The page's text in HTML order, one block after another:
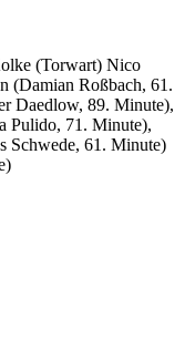
(Torwart) Nico
(Damian Roßbach, 61.
Daedlow, 89. Minute),
Pulido, 71. Minute),
Schwede, 61. Minute)